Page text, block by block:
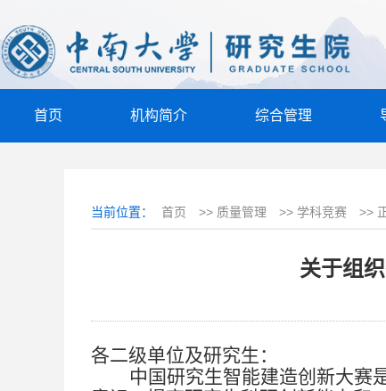
首页 机构简介 综合管理
当前位置： 首页 >> 质量管理 >> 学科竞赛 >>
关于组
各二级单位及研究生：
中国研究生智能建造创新大赛